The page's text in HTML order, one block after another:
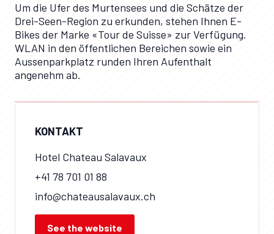
KONTAKT
Hotel Chateau Salavaux
+41 78 701 01 88
info@chateausalavaux.ch
See the website
Um die Ufer des Murtensees und die Schätze der
Drei-Seen-Region zu erkunden, stehen Ihnen E-
Bikes der Marke «Tour de Suisse» zur Verfügung.
WLAN in den öffentlichen Bereichen sowie ein
Aussenparkplatz runden Ihren Aufenthalt
angenehm ab.